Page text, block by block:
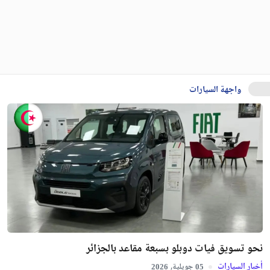
واجهة السيارات
نحو تسويق فيات دوبلو بسبعة مقاعد بالجزائر
أخبار السيارات 05 جويلية, 2026